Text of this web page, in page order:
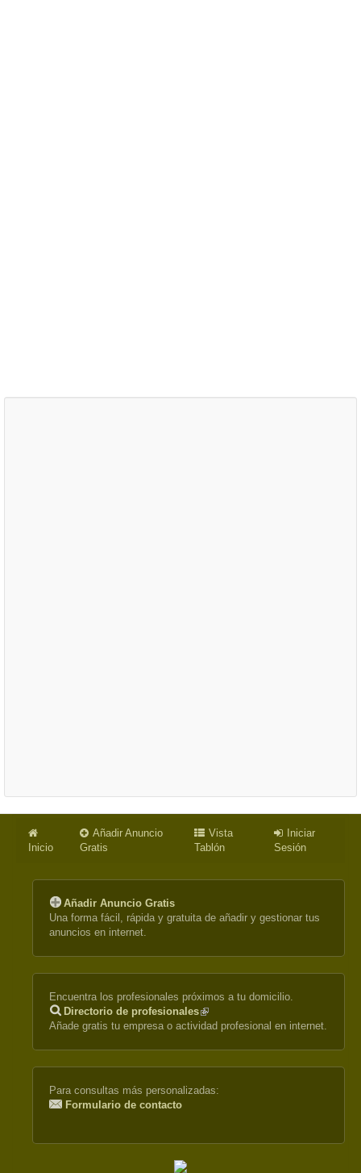
Inicio
Añadir Anuncio
Gratis
Vista
Tablón
Iniciar
Sesión
Añadir Anuncio Gratis
Una forma fácil, rápida y gratuita de añadir y gestionar tus
anuncios en internet.
Encuentra los profesionales próximos a tu domicilio.
Directorio de profesionales(link
is
Añade gratis tu empresa o actividad profesional en internet.
Para consultas más personalizadas:
Formulario de contacto